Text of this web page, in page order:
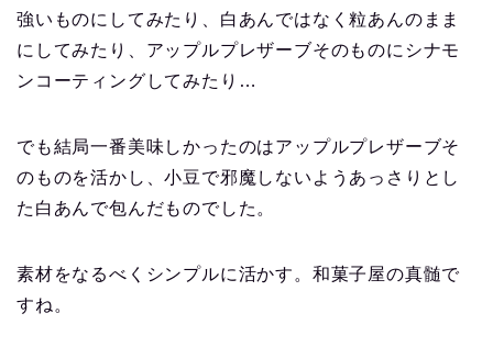
強いものにしてみたり、白あんではなく粒あんのまま
にしてみたり、アップルプレザーブそのものにシナモ
ンコーティングしてみたり…
でも結局一番美味しかったのはアップルプレザーブそ
のものを活かし、小豆で邪魔しないようあっさりとし
た白あんで包んだものでした。
素材をなるべくシンプルに活かす。和菓子屋の真髄で
すね。